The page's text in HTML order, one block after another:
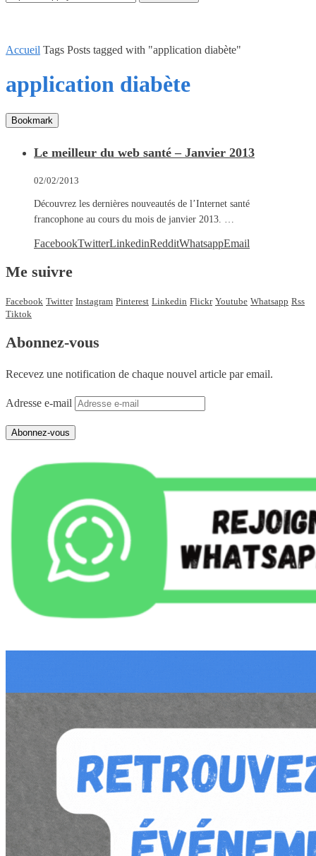
Accueil Tags Posts tagged with "application diabète"
application diabète
Bookmark
Le meilleur du web santé – Janvier 2013
02/02/2013
Découvrez les dernières nouveautés de l’Internet santé
francophone au cours du mois de janvier 2013. …
FacebookTwitterLinkedinRedditWhatsappEmail
Me suivre
Facebook Twitter Instagram Pinterest Linkedin Flickr Youtube Whatsapp Rss
Tiktok
Abonnez-vous
Recevez une notification de chaque nouvel article par email.
Adresse e-mail
Abonnez-vous